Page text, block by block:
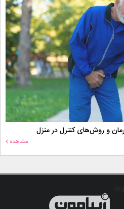
و روش‌های کنترل در منزل
مشاهده